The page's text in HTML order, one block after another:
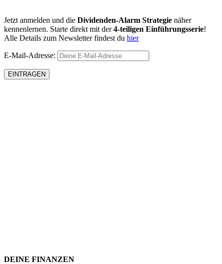
Jetzt anmelden und die Dividenden-Alarm Strategie näher
kennenlernen. Starte direkt mit der4-teiligen Einführungsserie!
Alle Details zum Newsletter findest du hier
E-Mail-Adresse:
DEINE FINANZEN